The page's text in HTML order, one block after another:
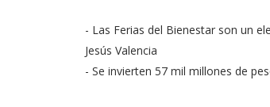
- Las Ferias del Bienestar son un
Jesús Valencia
- Se invierten 57 mil millones de